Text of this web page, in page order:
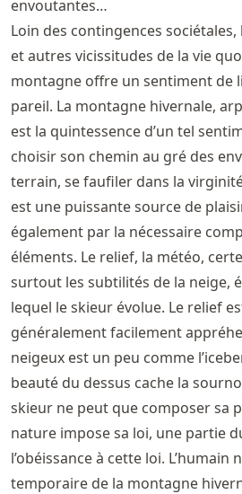
envoutantes…
Loin des contingences
et autres vicissitudes de la vie
montagne offre un sentiment de
pareil. La montagne hivernale,
est la quintessence d’un tel
choisir son chemin au gré des
terrain, se faufiler dans la
est une puissante source de
également par la nécessaire
éléments. Le relief, la météo,
surtout les subtilités de la neige,
lequel le skieur évolue. Le relief
généralement facilement
neigeux est un peu comme
beauté du dessus cache la
skieur ne peut que composer sa
nature impose sa loi, une partie
l’obéissance à cette loi. L’humain
temporaire de la montagne